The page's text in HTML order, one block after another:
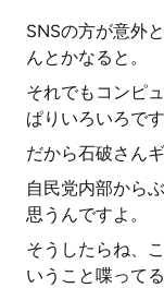
SNSの方が意外
んとかなると。
それでもコンピ
ぱりいろいろです
だから石破さん
自民党内部から
思うんですよ。
そうしたらね、
いうこと喋って